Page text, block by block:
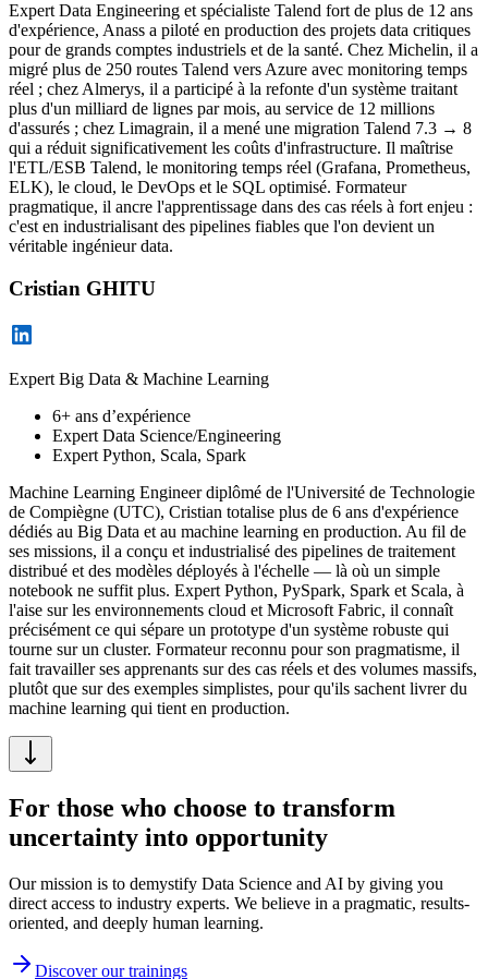
Expert Data Engineering et spécialiste Talend fort de plus de 12 ans
d'expérience, Anass a piloté en production des projets data critiques
pour de grands comptes industriels et de la santé. Chez Michelin, il a
migré plus de 250 routes Talend vers Azure avec monitoring temps
réel ; chez Almerys, il a participé à la refonte d'un système traitant
plus d'un milliard de lignes par mois, au service de 12 millions
d'assurés ; chez Limagrain, il a mené une migration Talend 7.3 → 8
qui a réduit significativement les coûts d'infrastructure. Il maîtrise
l'ETL/ESB Talend, le monitoring temps réel (Grafana, Prometheus,
ELK), le cloud, le DevOps et le SQL optimisé. Formateur
pragmatique, il ancre l'apprentissage dans des cas réels à fort enjeu :
c'est en industrialisant des pipelines fiables que l'on devient un
véritable ingénieur data.
Cristian GHITU
Expert Big Data & Machine Learning
6+ ans d’expérience
Expert Data Science/Engineering
Expert Python, Scala, Spark
Machine Learning Engineer diplômé de l'Université de Technologie
de Compiègne (UTC), Cristian totalise plus de 6 ans d'expérience
dédiés au Big Data et au machine learning en production. Au fil de
ses missions, il a conçu et industrialisé des pipelines de traitement
distribué et des modèles déployés à l'échelle — là où un simple
notebook ne suffit plus. Expert Python, PySpark, Spark et Scala, à
l'aise sur les environnements cloud et Microsoft Fabric, il connaît
précisément ce qui sépare un prototype d'un système robuste qui
tourne sur un cluster. Formateur reconnu pour son pragmatisme, il
fait travailler ses apprenants sur des cas réels et des volumes massifs,
plutôt que sur des exemples simplistes, pour qu'ils sachent livrer du
machine learning qui tient en production.
For those who choose to transform
uncertainty into opportunity
Our mission is to demystify Data Science and AI by giving you
direct access to industry experts. We believe in a pragmatic, results-
oriented, and deeply human learning.
Discover our trainings